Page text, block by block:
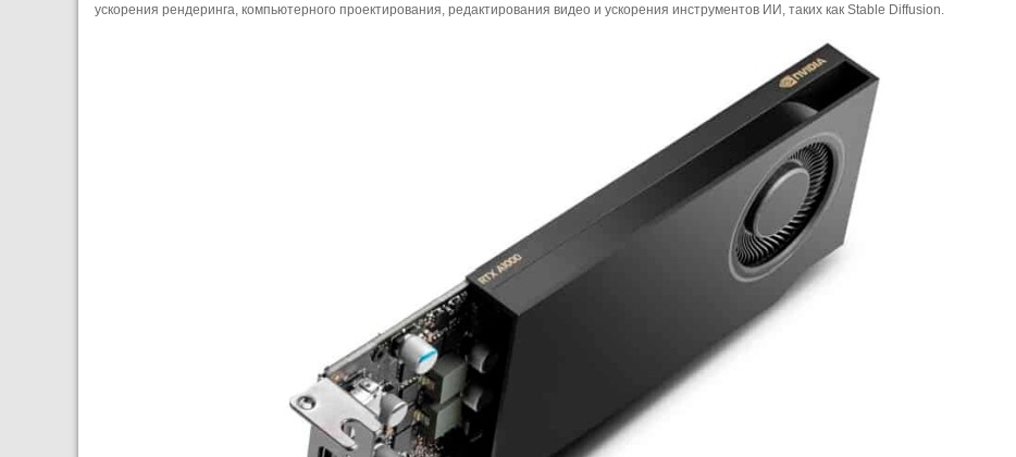
ускорения рендеринга, компьютерного проектирования, редактирования видео и ускорения инструментов ИИ, таких как Stable Diffusion.